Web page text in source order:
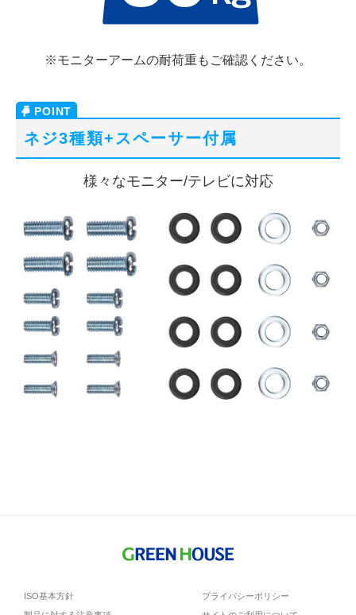
※モニターアームの耐荷重もご確認ください。
ネジ3種類+スペーサー付属
様々なモニター/テレビに対応
ISO基本方針
プライバシーポリシー